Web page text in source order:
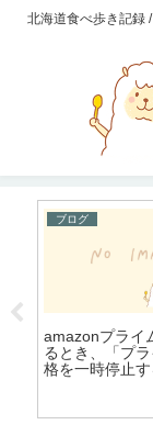
北海道食べ歩き記録
ブログ
amazonプライ
るとき、「プ
格を一時停止す